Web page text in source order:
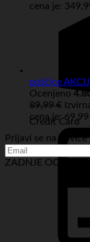
Credit Card
cena je:
puščice
Ocenjeno
89,99€
cena je: 69,99
Prijavi se na novice
ZADNJE OCENE